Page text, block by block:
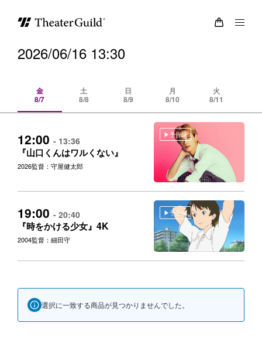
2026/06/16 13:30
金
8/7
土
8/8
日
8/9
月
8/10
火
8/11
予告編
12:00 - 13:36
『山口くんはワルくない』
2026監督：守屋健太郎
予告編
19:00 - 20:40
『時をかける少女』 4K
2004監督：細田守
選択に一致する商品が見つかりませんでした。